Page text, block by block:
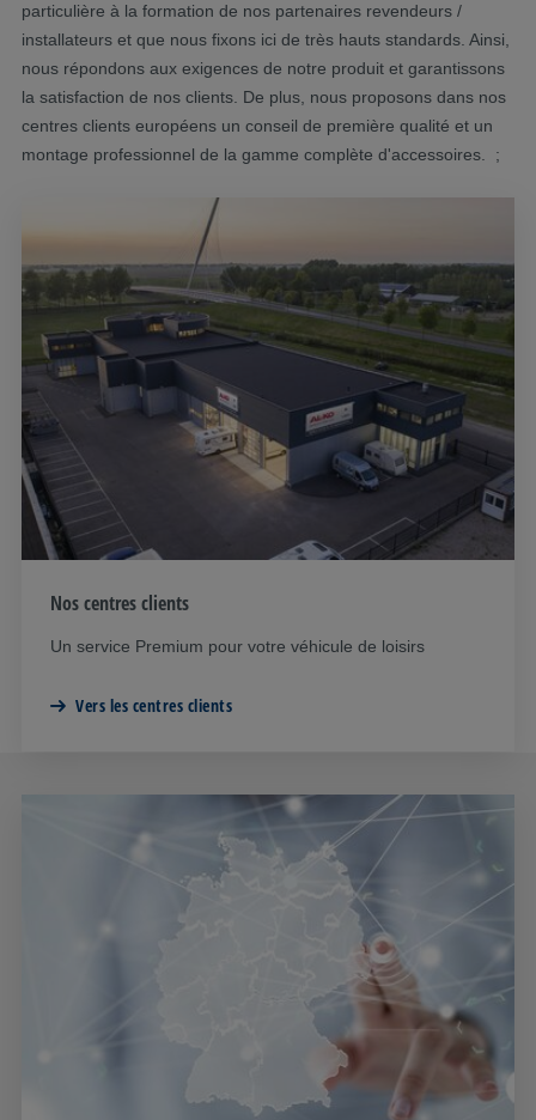
particulière à la formation de nos partenaires revendeurs /
installateurs et que nous fixons ici de très hauts standards. Ainsi,
nous répondons aux exigences de notre produit et garantissons
la satisfaction de nos clients. De plus, nous proposons dans nos
centres clients européens un conseil de première qualité et un
montage professionnel de la gamme complète d'accessoires. ;
Nos centres clients
Un service Premium pour votre véhicule de loisirs
Vers les centres clients